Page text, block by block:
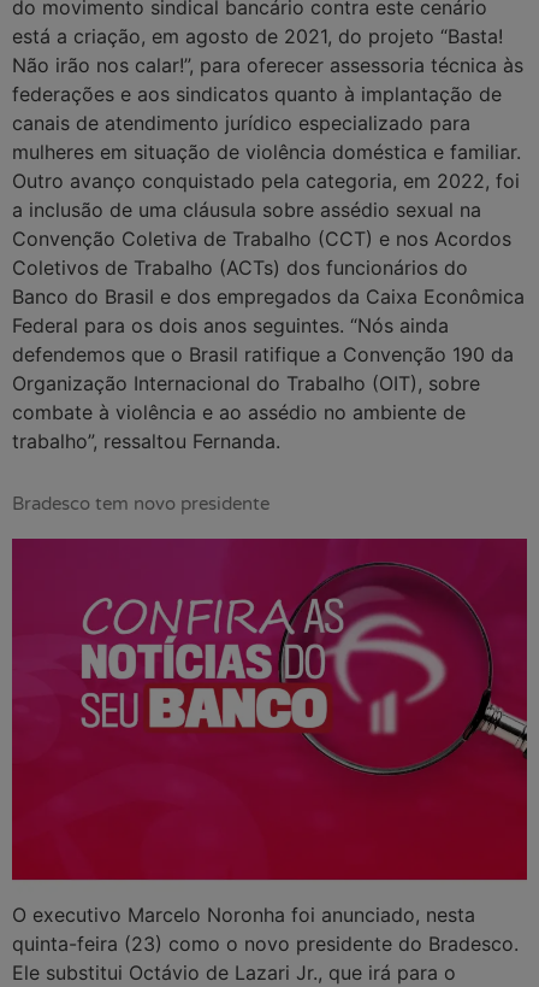
do movimento sindical bancário contra este cenário
está a criação, em agosto de 2021, do projeto “Basta!
Não irão nos calar!”, para oferecer assessoria técnica às
federações e aos sindicatos quanto à implantação de
canais de atendimento jurídico especializado para
mulheres em situação de violência doméstica e familiar.
Outro avanço conquistado pela categoria, em 2022, foi
a inclusão de uma cláusula sobre assédio sexual na
Convenção Coletiva de Trabalho (CCT) e nos Acordos
Coletivos de Trabalho (ACTs) dos funcionários do
Banco do Brasil e dos empregados da Caixa Econômica
Federal para os dois anos seguintes. “Nós ainda
defendemos que o Brasil ratifique a Convenção 190 da
Organização Internacional do Trabalho (OIT), sobre
combate à violência e ao assédio no ambiente de
trabalho”, ressaltou Fernanda.
Bradesco tem novo presidente
O executivo Marcelo Noronha foi anunciado, nesta
quinta-feira (23) como o novo presidente do Bradesco.
Ele substitui Octávio de Lazari Jr., que irá para o